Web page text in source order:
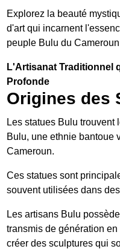
Explorez la beauté
d'art qui incarnent
peuple Bulu du
L'Artisanat Traditionnel
Profonde
Origines des
Les statues Bulu
Bulu, une ethnie bantoue
Cameroun.
Ces statues sont
souvent utilisées dans
Les artisans Bulu
transmis de génération
créer des sculptures qui